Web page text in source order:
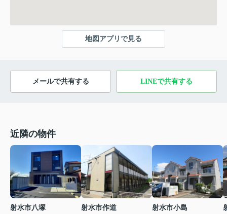
地図アプリで見る
メールで共有する LINEで共有する
近隣の物件
射水市八塚
射水市作道
射水市小島